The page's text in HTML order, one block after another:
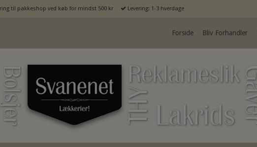
til pakkeshop ved køb for mindst 500 kr Levering: 1-3 hverdage
Forside Bliv Forhandler